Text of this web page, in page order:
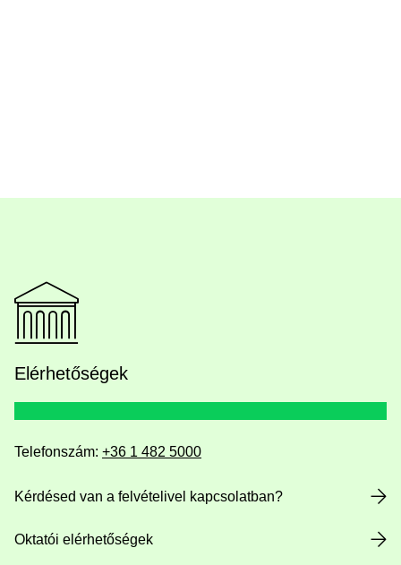
Elérhetőségek
Telefonszám: +36 1 482 5000
Kérdésed van a felvételivel kapcsolatban?
Oktatói elérhetőségek